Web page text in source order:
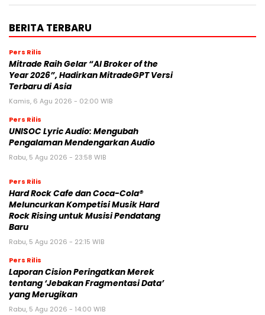
BERITA TERBARU
Pers Rilis
Mitrade Raih Gelar “AI Broker of the
Year 2026”, Hadirkan MitradeGPT Versi
Terbaru di Asia
Kamis, 6 Agu 2026 - 02:00 WIB
Pers Rilis
UNISOC Lyric Audio: Mengubah
Pengalaman Mendengarkan Audio
Rabu, 5 Agu 2026 - 23:58 WIB
Pers Rilis
Hard Rock Cafe dan Coca-Cola®
Meluncurkan Kompetisi Musik Hard
Rock Rising untuk Musisi Pendatang
Baru
Rabu, 5 Agu 2026 - 22:15 WIB
Pers Rilis
Laporan Cision Peringatkan Merek
tentang ‘Jebakan Fragmentasi Data’
yang Merugikan
Rabu, 5 Agu 2026 - 14:00 WIB